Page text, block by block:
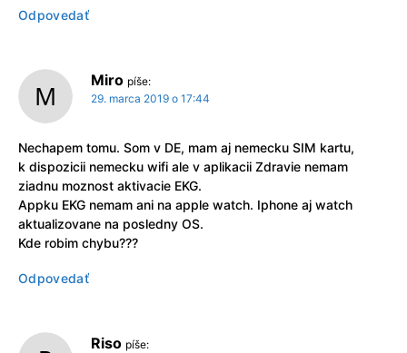
Odpovedať
Miro píše:
29. marca 2019 o 17:44
Nechapem tomu. Som v DE, mam aj nemecku SIM kartu,
k dispozicii nemecku wifi ale v aplikacii Zdravie nemam
ziadnu moznost aktivacie EKG.
Appku EKG nemam ani na apple watch. Iphone aj watch
aktualizovane na posledny OS.
Kde robim chybu???
Odpovedať
Riso píše: